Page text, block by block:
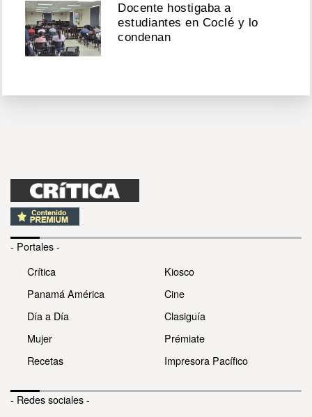
Docente hostigaba a
estudiantes en Coclé y lo
condenan
- Portales -
Crítica
Panamá América
Día a Día
Mujer
Recetas
Kiosco
Cine
Clasiguía
Prémiate
Impresora Pacífico
- Redes sociales -